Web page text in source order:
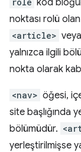
kod
noktası rolü olan
<article> veya
yalnızca ilgili
nokta olarak
<nav> öğesi,
site başlığında
bölümüdür.
yerleştirilmişse